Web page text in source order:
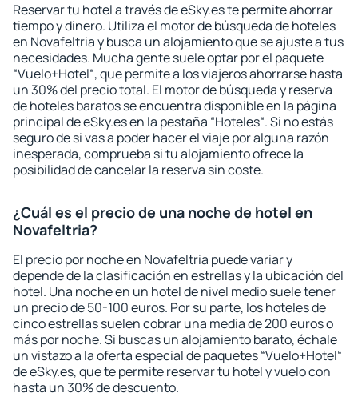
Reservar tu hotel a través de eSky.es te permite ahorrar
tiempo y dinero. Utiliza el motor de búsqueda de hoteles
en Novafeltria y busca un alojamiento que se ajuste a tus
necesidades. Mucha gente suele optar por el paquete
“Vuelo+Hotel“, que permite a los viajeros ahorrarse hasta
un 30% del precio total. El motor de búsqueda y reserva
de hoteles baratos se encuentra disponible en la página
principal de eSky.es en la pestaña “Hoteles“. Si no estás
seguro de si vas a poder hacer el viaje por alguna razón
inesperada, comprueba si tu alojamiento ofrece la
posibilidad de cancelar la reserva sin coste.
¿Cuál es el precio de una noche de hotel en
Novafeltria?
El precio por noche en Novafeltria puede variar y
depende de la clasificación en estrellas y la ubicación del
hotel. Una noche en un hotel de nivel medio suele tener
un precio de 50-100 euros. Por su parte, los hoteles de
cinco estrellas suelen cobrar una media de 200 euros o
más por noche. Si buscas un alojamiento barato, échale
un vistazo a la oferta especial de paquetes “Vuelo+Hotel“
de eSky.es, que te permite reservar tu hotel y vuelo con
hasta un 30% de descuento.